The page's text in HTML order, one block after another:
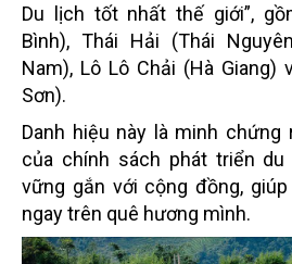
Du lịch tốt nhất thế giới”,
Bình), Thái Hải (Thái
Nam), Lô Lô Chải (Hà Giang)
Sơn).
Danh hiệu này là minh
của chính sách phát triển
vững gắn với cộng đồng,
ngay trên quê hương mình.